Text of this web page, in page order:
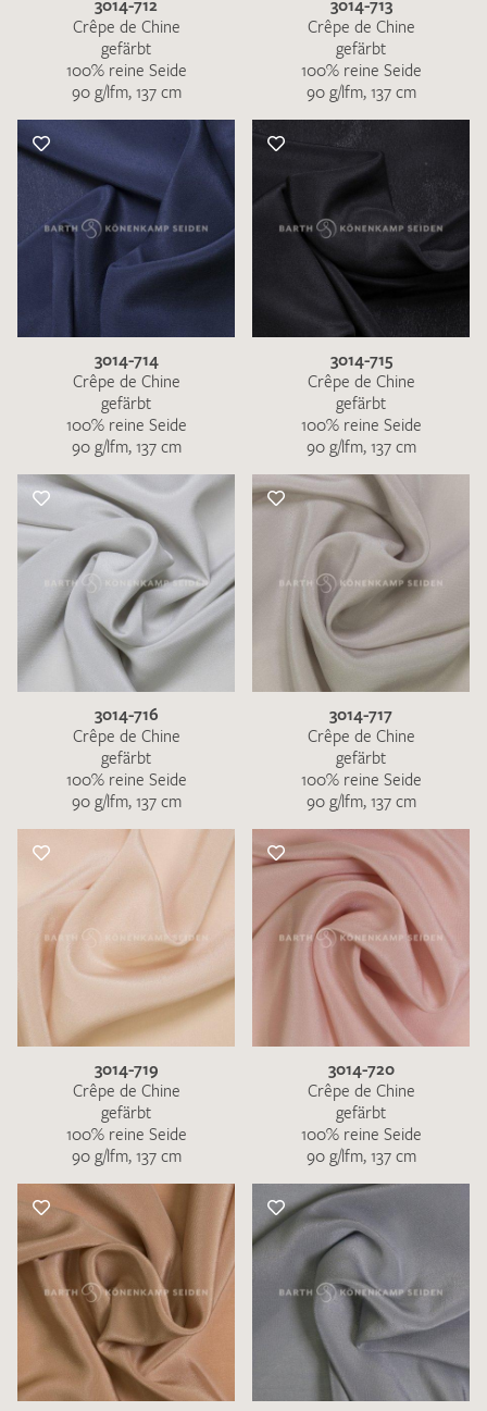
3014-712
Crêpe de Chine
gefärbt
100% reine Seide
90 g/lfm, 137 cm
3014-713
Crêpe de Chine
gefärbt
100% reine Seide
90 g/lfm, 137 cm
3014-714
Crêpe de Chine
gefärbt
100% reine Seide
90 g/lfm, 137 cm
3014-715
Crêpe de Chine
gefärbt
100% reine Seide
90 g/lfm, 137 cm
3014-716
Crêpe de Chine
gefärbt
100% reine Seide
90 g/lfm, 137 cm
3014-717
Crêpe de Chine
gefärbt
100% reine Seide
90 g/lfm, 137 cm
3014-719
Crêpe de Chine
gefärbt
100% reine Seide
90 g/lfm, 137 cm
3014-720
Crêpe de Chine
gefärbt
100% reine Seide
90 g/lfm, 137 cm